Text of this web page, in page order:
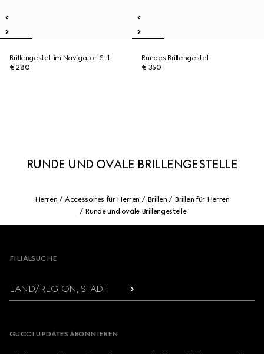
Brillengestell im Navigator-Stil
€ 280
Rundes Brillengestell
€ 350
RUNDE UND OVALE BRILLENGESTELLE
Herren Accessoires für Herren Brillen
Brillen für Herren
Runde und ovale Brillengestelle
FILIALSUCHE
LAND/REGION, STADT
GUCCI UPDATES ABONNIEREN